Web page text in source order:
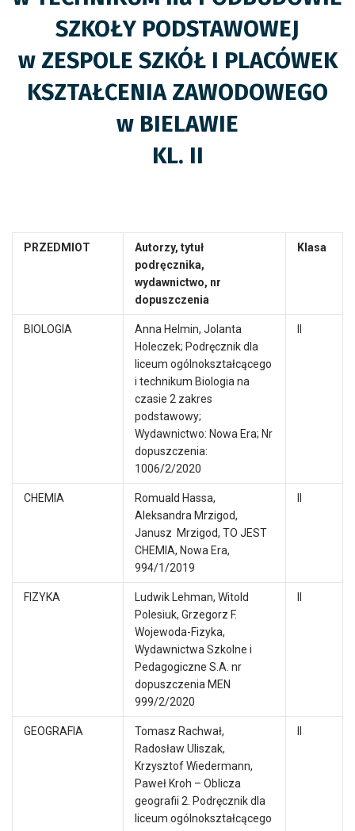
SZKOŁY PODSTAWOWEJ
w ZESPOLE SZKÓŁ I PLACÓWEK
KSZTAŁCENIA ZAWODOWEGO
w BIELAWIE
KL. II
PRZEDMIOT
Autorzy, tytuł
podręcznika,
wydawnictwo, nr
dopuszczenia
Klasa
BIOLOGIA
Anna Helmin, Jolanta
Holeczek; Podręcznik dla
liceum ogólnokształcącego
i technikum Biologia na
czasie 2 zakres
podstawowy;
Wydawnictwo: Nowa Era; Nr
dopuszczenia:
1006/2/2020
CHEMIA
Romuald Hassa,
Aleksandra Mrzigod,
Janusz Mrzigod, TO JEST
CHEMIA, Nowa Era,
994/1/2019
FIZYKA
Ludwik Lehman, Witold
Polesiuk, Grzegorz F.
Wojewoda-Fizyka,
Wydawnictwa Szkolne i
Pedagogiczne S.A. nr
dopuszczenia MEN
999/2/2020
GEOGRAFIA
Tomasz Rachwał,
Radosław Uliszak,
Krzysztof Wiedermann,
Paweł Kroh – Oblicza
geografii 2. Podręcznik dla
liceum ogólnokształcącego